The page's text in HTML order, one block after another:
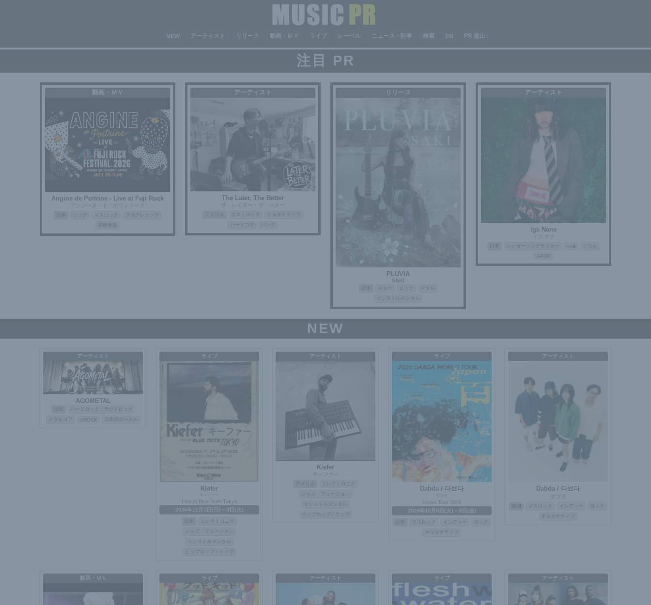
NEW アーティスト リリース 動画・ＭＶ ライブ レーベル ニュース・記事 検索 EN PR 提出
注目 PR
動画・ＭＶ
Angine de Poitrine - Live at Fuji Rock
アンジーヌ・ド・ポワトリーヌ
ロック マスロック
プログレッシブ
実験音楽
アーティスト
The Later, The Better
ザ・レイター・ザ・ベター
アメリカ ポストロック
オルタナティブ
ハードコア
パンク
リリース
PLUVIA
SAKI
ギター ロック
メタル
インストルメンタル
アーティスト
Iga Nana
イガ ナナ
シンガーソングライター RnB
ソウル
J-POP
NEW
アーティスト
AGOMETAL
ハードロック / ラウドロック
メタルコア
J-ROCK 日本語ボーカル
ライブ
Kiefer
Live at Blue Note Tokyo
2026年11月1日(日)～3日(火)
エレクトロニク
ジャズ・フュージョン
インストルメンタル
ヒップホップ / ラップ
アーティスト
Kiefer
キーファー
アメリカ
エレクトロニク
ジャズ・フュージョン
インストルメンタル
ヒップホップ / ラップ
ライブ
Dabda / 다브다
ダブダ
Japan Tour 2026
2026年10月6日(火)～9日(金)
マスロック インディー
ロック
オルタナティブ
アーティスト
Dabda / 다브다
ダブダ
マスロック インディー
ロック
オルタナティブ
動画・ＭＶ ライブ アーティスト ライブ アーティスト